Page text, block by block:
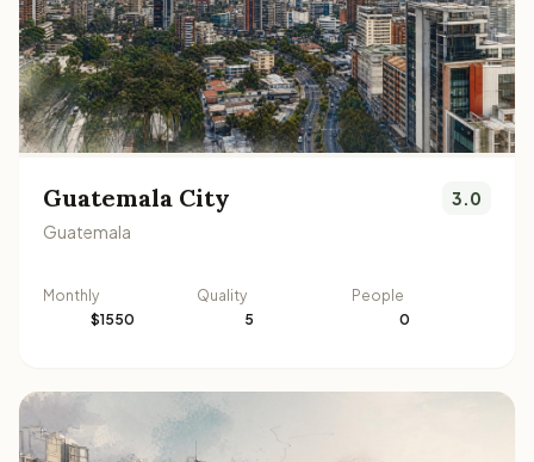
Guatemala City
Guatemala
3.0
Monthly
$1550
Quality
5
People
0